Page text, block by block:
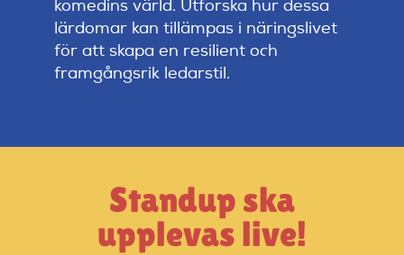
Klubbar
StandUpSverige PODDEN
komedins värld. Utforska hur dessa
lärdomar kan tillämpas i näringslivet
för att skapa en resilient och
framgångsrik ledarstil.
Standup ska
upplevas live!